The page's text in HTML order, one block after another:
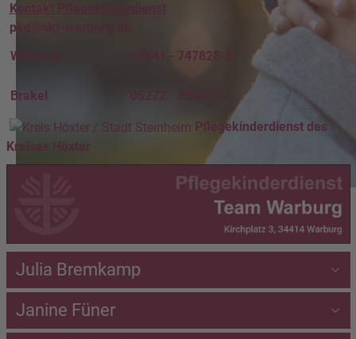
Kontakt Pflegekinderdienst
pkd@skf-warburg.de
Warburg
05641 - 747828-5
Brakel 05272 - 35520-3
Pflegekinderdienst des
Kreises Höxter
Julia Bremkamp
Janine Füner